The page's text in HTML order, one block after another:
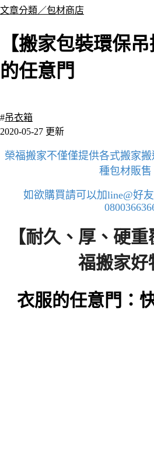
文章分類／包材商店
【搬家包裝環保
的任意門
#吊衣箱
2020-05-27 更新
榮福搬家不僅僅提供各式搬家
種包材販售
如欲購買請可以加line@好
【耐久 、厚、硬
福搬家好
衣服的任意門：